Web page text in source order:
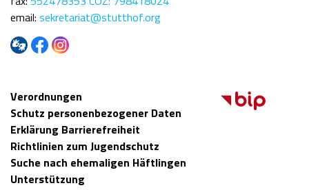
email: sekretariat@stutthof.org
Verordnungen
Schutz personenbezogener Daten
Erklärung Barrierefreiheit
Richtlinien zum Jugendschutz
Suche nach ehemaligen Häftlingen
Unterstützung